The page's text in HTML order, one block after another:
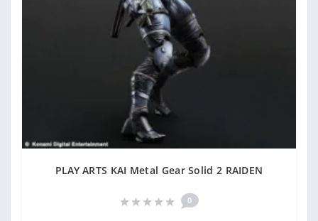
PLAY ARTS KAI Metal Gear Solid 2 RAIDEN
0